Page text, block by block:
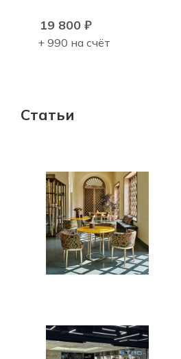
19 800 ₽
+ 990 на счёт
Статьи